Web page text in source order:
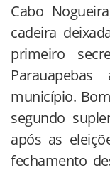
Cabo
cadeira
primeiro
município.
segundo
após as
fechamento